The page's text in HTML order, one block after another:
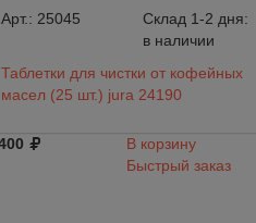
Арт.: 25045
Склад 1-2 дня:
в наличии
Таблетки для чистки от кофейных
масел (25 шт.) jura 24190
В корзину
Быстрый заказ